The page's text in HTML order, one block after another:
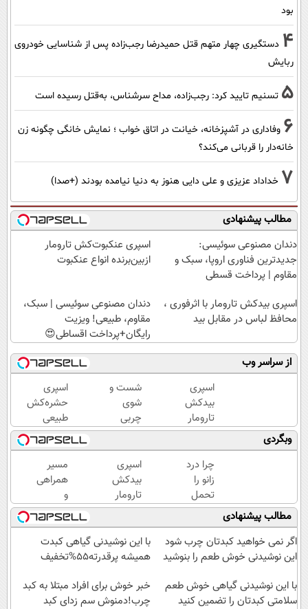
بود
4 دستگیری چهار متهم قتل حمیدرضا رجب‌زاده پس از شناسایی خودروی
ربایش
5 تسنیم تایید کرد: رجب‌زاده، مداح سرشناس، به‌قتل رسیده است
6 وفاداری در آشپزخانه، خیانت در اتاق خواب ؛ نمایش خانگی چگونه زن
خانه‌دار را قربانی می‌کند؟
7 خداداد عزیزی و علی دایی هنوز به دنیا نیامده بودند (+صدا)
مطالب پیشنهادی
دندان مصنوعی سوئیسی:
جدیدترین فناوری اروپا، سبک و
مقاوم | پرداخت قسطی
اسپری عنکبوت‌‌کش تارومار
ازبین‌برنده انواع عنکبوت
اسپری بیدکش تارومار با اثرفوری ،
محافظ لباس در مقابل بید
دندان مصنوعی سوئیسی | سبک،
مقاوم، طبیعی! ویزیت
رایگان+پرداخت اقساطی😍
از سراسر وب
اسپری
بیدکش
تارومار
با
اثرفوری
،
محافظ
لباس
در
مقابل
بید
شست و
شوی
چربی
های کبد
با
نوشیدنی
گیاهی(55%تخفیف)
اسپری
حشره‌کش
طبیعی
تارومار
سازگار با
محیط
زیست و با
محافظت
طبیعی
وبگردی
چرا درد
زانو را
تحمل
می‌کنی؟
خیلی
ساده
درمنزل
کن
اسپری
بیدکش
تارومار
با
اثرفوری
،
محافظ
در
مقابل
مسیر
همراهی
و
گزارش
عملکرد
گروه
اسنپ
۱۴۰۴
مطالب پیشنهادی
اگر نمی خواهید کبدتان چرب شود
این نوشیدنی خوش طعم را بنوشید
با این نوشیدنی گیاهی کبدت
همیشه پرقدرته55%تخفیف
با این نوشیدنی گیاهی خوش طعم
سلامتی کبدتان را تضمین کنید
خبر خوش برای افراد مبتلا به کبد
چرب!دمنوش سم زدای کبد